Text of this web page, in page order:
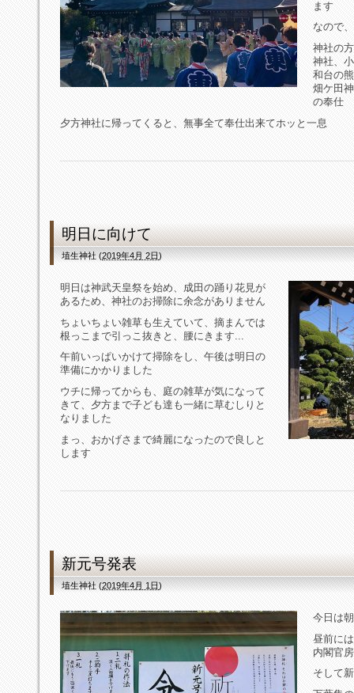
ます
なので
神社の
神社、
和台の
畑ケ田
の奉仕
夕方神社に帰ってくると、無事全て奉仕出来てホッと一息
明日に向けて
埴生神社(2019年4月 2日)
明日は神武天皇祭を始め、成田の踊り花見が
あるため、神社のお掃除に余念がありません
ちょいちょい雑草も生えていて、摘まんでは
根っこまで引っこ抜きと、腰にきます...
午前いっぱいかけて掃除をし、午後は明日の
準備にかかりました
ウチに帰ってからも、庭の雑草が気になって
きて、夕方まで子ども達も一緒に草むしりと
なりました
まっ、おかげさまで綺麗になったので良しと
します
新元号発表
埴生神社(2019年4月 1日)
今日は
昼前に
内閣官
そして